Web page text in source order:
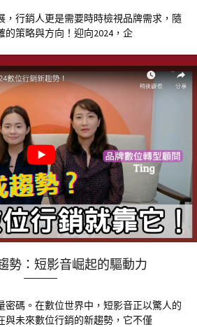
，行銷人更是需要時時檢視品牌需求，隨
的策略與方向！迎向2024，企
勢：短影音崛起的驅動力
密碼。在數位世界中，短影音正以驚人的
與未來數位行銷的新趨勢，它不僅